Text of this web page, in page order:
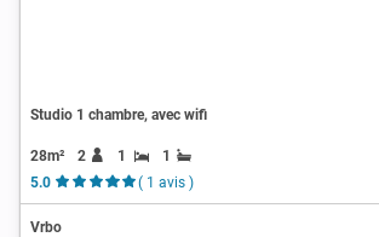
Studio 1 chambre, avec wifi
28m² 2 1
1
5.0
( 1 avis )
Vrbo